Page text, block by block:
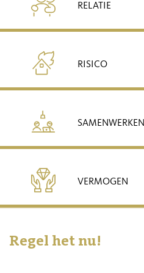
RELATIE
RISICO
SAMENWERKEN
VERMOGEN
Regel het nu!